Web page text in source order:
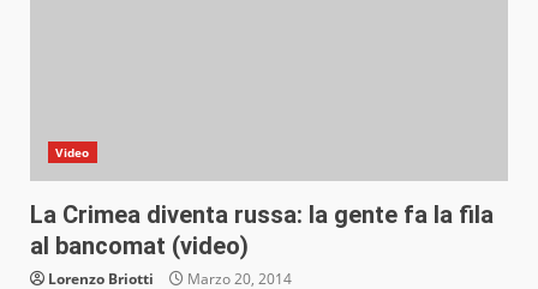
Video
La Crimea diventa russa: la gente fa la fila
al bancomat (video)
Lorenzo Briotti Marzo 20, 2014